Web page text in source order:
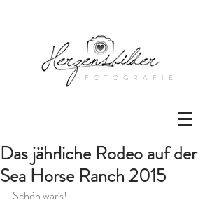
FOTOGRAFIE
Das jährliche Rodeo auf der
Sea Horse Ranch 2015
Schön war's!